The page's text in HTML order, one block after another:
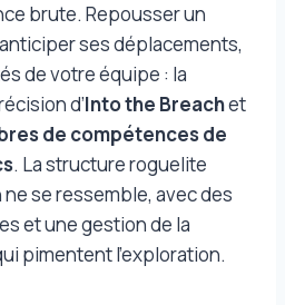
brute. Repousser un
ses déplacements,
de votre équipe : la
d’Into the Breachet
de compétences de
. La structure roguelite
ne se ressemble, avec des
et une gestion de la
pimentent l’exploration.